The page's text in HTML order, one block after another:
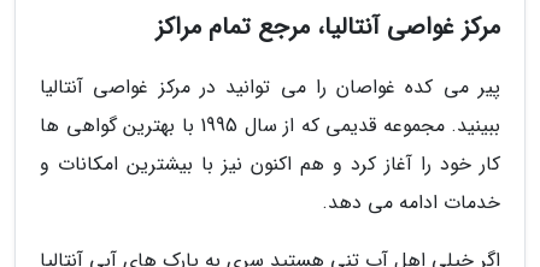
مرکز غواصی آنتالیا، مرجع تمام مراکز
پیر می کده غواصان را می توانید در مرکز غواصی آنتالیا
ببینید. مجموعه قدیمی که از سال 1995 با بهترین گواهی ها
کار خود را آغاز کرد و هم اکنون نیز با بیشترین امکانات و
خدمات ادامه می دهد.
اگر خیلی اهل آب تنی هستید سری به پارک های آبی آنتالیا